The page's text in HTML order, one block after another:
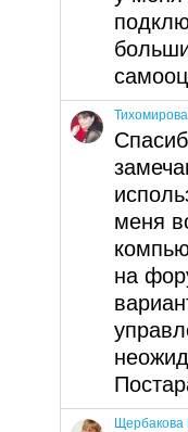
меня
на
Щербакова